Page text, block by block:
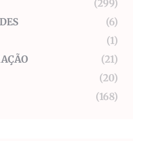
(299)
(6)
(1)
(21)
(20)
(168)